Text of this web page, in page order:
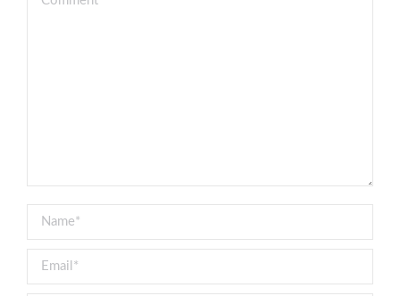
Name *
Email *